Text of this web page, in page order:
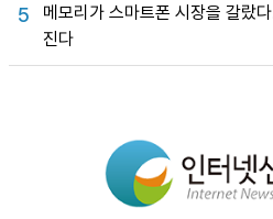
5
메모리가 스마트폰 시장을 갈랐
진다